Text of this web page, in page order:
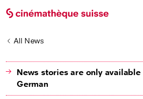
All News
News stories are only available
German